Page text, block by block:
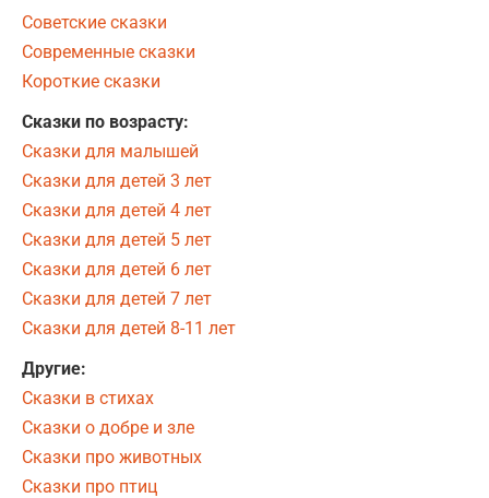
Советские сказки
Современные сказки
Короткие сказки
Сказки по возрасту:
Сказки для малышей
Сказки для детей 3 лет
Сказки для детей 4 лет
Сказки для детей 5 лет
Сказки для детей 6 лет
Сказки для детей 7 лет
Сказки для детей 8-11 лет
Другие:
Сказки в стихах
Сказки о добре и зле
Сказки про животных
Сказки про птиц